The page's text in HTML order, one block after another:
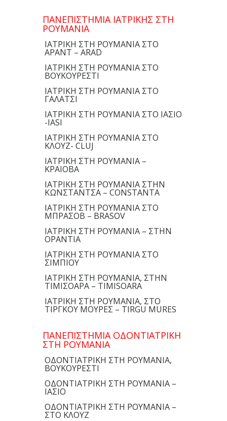
ΠΑΝΕΠΙΣΤΗΜΙΑ ΙΑΤΡΙΚΗΣ ΣΤΗ
ΡΟΥΜΑΝΙΑ
ΙΑΤΡΙΚΗ ΣΤΗ ΡΟΥΜΑΝΙΑ ΣΤΟ
ΑΡΑΝΤ – ARAD
ΙΑΤΡΙΚΗ ΣΤΗ ΡΟΥΜΑΝΙΑ ΣΤΟ
ΒΟΥΚΟΥΡΕΣΤΙ
ΙΑΤΡΙΚΗ ΣΤΗ ΡΟΥΜΑΝΙΑ ΣΤΟ
ΓΑΛΑΤΣΙ
ΙΑΤΡΙΚΗ ΣΤΗ ΡΟΥΜΑΝΙΑ ΣΤΟ ΙΑΣΙΟ
-IASI
ΙΑΤΡΙΚΗ ΣΤΗ ΡΟΥΜΑΝΙΑ ΣΤΟ
ΚΛΟΥΖ- CLUJ
ΙΑΤΡΙΚΗ ΣΤΗ ΡΟΥΜΑΝΙΑ –
ΚΡΑΙΟΒΑ
ΙΑΤΡΙΚΗ ΣΤΗ ΡΟΥΜΑΝΙΑ ΣΤΗΝ
ΚΩΝΣΤΑΝΤΣΑ – CONSTANTA
ΙΑΤΡΙΚΗ ΣΤΗ ΡΟΥΜΑΝΙΑ ΣΤΟ
ΜΠΡΑΣΟΒ – BRASOV
ΙΑΤΡΙΚΗ ΣΤΗ ΡΟΥΜΑΝΙΑ – ΣΤΗΝ
ΟΡΑΝΤΙΑ
ΙΑΤΡΙΚΗ ΣΤΗ ΡΟΥΜΑΝΙΑ ΣΤΟ
ΣΙΜΠΙΟΥ
ΙΑΤΡΙΚΗ ΣΤΗ ΡΟΥΜΑΝΙΑ, ΣΤΗΝ
ΤΙΜΙΣΟΑΡΑ – TIMISOARA
ΙΑΤΡΙΚΗ ΣΤΗ ΡΟΥΜΑΝΙΑ, ΣΤΟ
ΤΙΡΓΚΟΥ ΜΟΥΡΕΣ – TIRGU MURES
ΠΑΝΕΠΙΣΤΗΜΙΑ ΟΔΟΝΤΙΑΤΡΙΚΗ
ΣΤΗ ΡΟΥΜΑΝΙΑ
ΟΔΟΝΤΙΑΤΡΙΚΗ ΣΤΗ ΡΟΥΜΑΝΙΑ,
ΒΟΥΚΟΥΡΕΣΤΙ
ΟΔΟΝΤΙΑΤΡΙΚΗ ΣΤΗ ΡΟΥΜΑΝΙΑ –
ΙΑΣΙΟ
ΟΔΟΝΤΙΑΤΡΙΚΗ ΣΤΗ ΡΟΥΜΑΝΙΑ –
ΣΤΟ ΚΛΟΥΖ